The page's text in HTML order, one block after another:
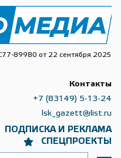
89980 от 22 сентября 2025
ПОДПИСКА И РЕКЛАМА
СПЕЦПРОЕКТЫ
Контакты
+7 (83149) 5-13-24
lsk_gazett@list.ru